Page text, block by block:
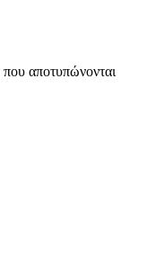
που αποτυπώνονται